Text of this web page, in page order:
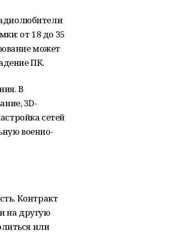
от 18 до 35
может
ПК.
В
3D-
сетей
военно-
Контракт
на другую
или